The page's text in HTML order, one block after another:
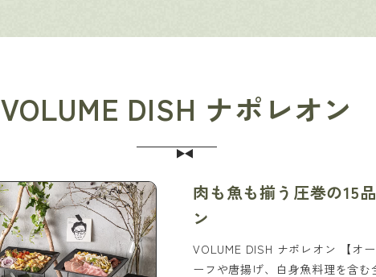
VOLUME DISH ナポレオン
肉も魚も揃う圧巻の15
ン
VOLUME DISH ナポレオン 【オ
ーフや唐揚げ、白身魚料理を含